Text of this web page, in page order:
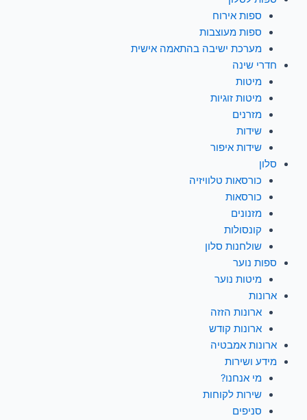
ספות אירוח
ספות מעוצבות
מערכת ישיבה בהתאמה אישית
חדרי שינה
מיטות
מיטות זוגיות
מזרנים
שידות
שידות איפור
סלון
כורסאות טלוויזיה
כורסאות
מזנונים
קונסולות
שולחנות סלון
ספות נוער
מיטות נוער
ארונות
ארונות הזזה
ארונות קודש
ארונות אמבטיה
מידע ושירות
מי אנחנו?
שירות לקוחות
סניפים